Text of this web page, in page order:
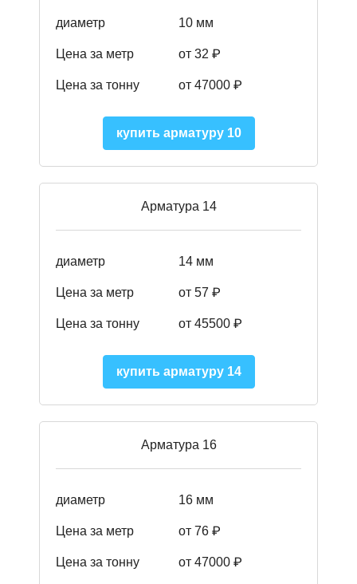
диаметр 10 мм
Цена за метр от 32 ₽
Цена за тонну от 47000 ₽
купить арматуру 10
Арматура 14
диаметр 14 мм
Цена за метр от 57 ₽
Цена за тонну от 45500 ₽
купить арматуру 14
Арматура 16
диаметр 16 мм
Цена за метр от 76 ₽
Цена за тонну от 47000 ₽